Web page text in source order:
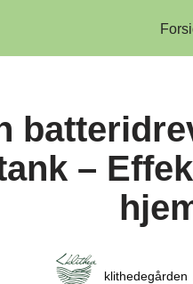
–
klithedegården